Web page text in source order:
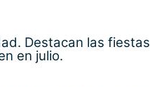
Destacan las fiestas
en julio.